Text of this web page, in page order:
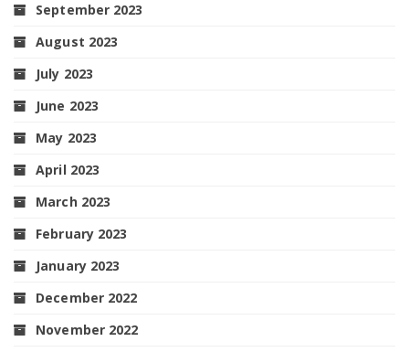
September 2023
August 2023
July 2023
June 2023
May 2023
April 2023
March 2023
February 2023
January 2023
December 2022
November 2022